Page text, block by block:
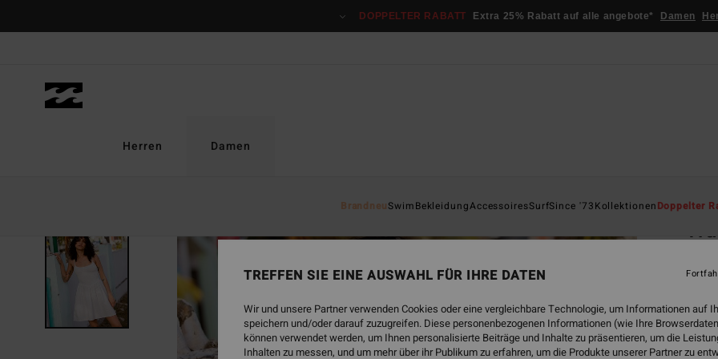
DOPPELTER RABATT Extra 25% Rabatt auf alle angebote* Damen
Herren Damen
BrandneuSwimBekleidungAccessoiresSurfSince '73KollektionenDoppelter
TREFFEN SIE EINE AUSWAHL FÜR IHRE DATEN
Wir und unsere Partner verwenden Cookies oder eine vergleichbare Technologie, um Informationen auf
speichern und/oder darauf zuzugreifen. Diese personenbezogenen Informationen (wie Ihre
können verwendet werden, um Ihnen personalisierte Beiträge und Inhalte zu präsentieren, um die
Inhalten zu messen, und um mehr über ihr Publikum zu erfahren, um die Produkte unserer Partner zu